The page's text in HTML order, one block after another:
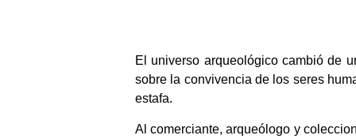
El universo arqueológico cambió de
sobre la convivencia de los seres
estafa.
Al comerciante, arqueólogo y